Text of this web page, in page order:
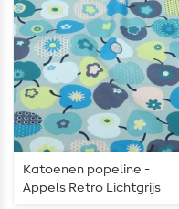
Katoenen popeline -
Appels Retro Lichtgrijs